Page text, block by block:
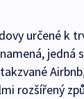
určené k
jedná
rozšířený